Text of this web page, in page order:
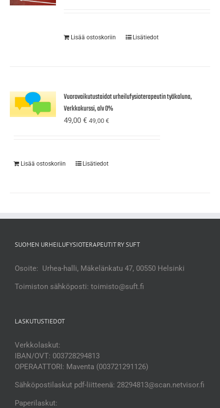
Lisää ostoskoriin Lisätiedot
Vuorovaikutustaidot urheilufysioterapeutin työkaluna,
Verkkokurssi, alv 0%
49,00€ 49,00€
Lisää ostoskoriin Lisätiedot
SUOMEN URHEILUFYSIOTERAPEUTIT RY SUFT
Osoite: Urhea-halli, Mäkelänkatu 47, 00550 Helsinki
Toimiston sähköposti: toimisto@suft.fi
LASKUTUSTIEDOT
Verkkolaskut:
IBAN/OVT: 003728294813
OPERAATTORI: Maventa (003721291126)
Sähköpostilaskut pdf-liitteenä: 28294813@scan.netvisor.fi
Paperilaskut: